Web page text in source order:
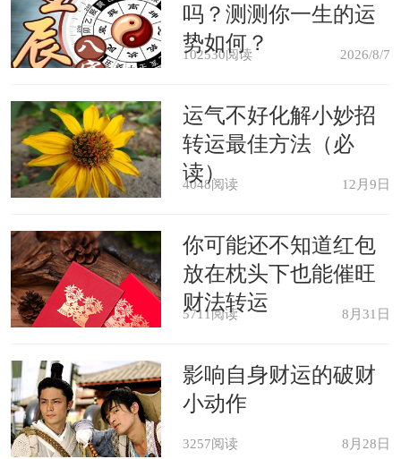
吗？测测你一生的运
势如何？
102530阅读 2026/8/7
运气不好化解小妙招
转运最佳方法（必
读）
4048阅读 12月9日
你可能还不知道红包
放在枕头下也能催旺
财法转运
5711阅读 8月31日
影响自身财运的破财
小动作
3257阅读 8月28日